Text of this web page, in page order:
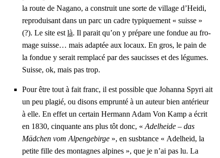
la route de Naga­no, a construit une sorte de vil­lage d’Hei­di,
repro­dui­sant dans un parc un cadre typi­que­ment « suisse »
(?). Le site est là. Il parait qu’on y pré­pare une fon­due au fro­
mage suisse… mais adap­tée aux locaux. En gros, le pain de
la fon­due y serait rem­pla­cé par des sau­cisses et des légumes.
Suisse, ok, mais pas trop.
Pour être tout à fait franc, il est pos­sible que Johan­na Spy­ri ait
un peu pla­gié, ou disons emprun­té à un auteur bien anté­rieur
à elle. En effet un cer­tain Her­mann Adam Von Kamp a écrit
en 1830, cin­quante ans plus tôt donc, « Adel­heide – das
Mäd­chen vom Alpen­ge­birge », en susb­tance « Adel­heid, la
petite fille des mon­tagnes alpines », que je n’ai pas lu. La